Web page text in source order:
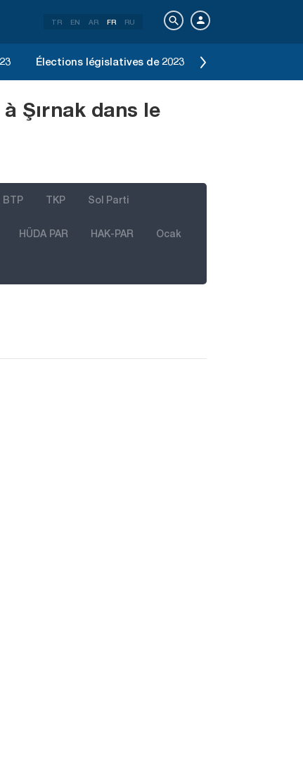
TR EN AR FR RU
Élections législatives de 2023
Şırnak dans le
BTP TKP Sol Parti
HÜDA PAR HAK-PAR Ocak